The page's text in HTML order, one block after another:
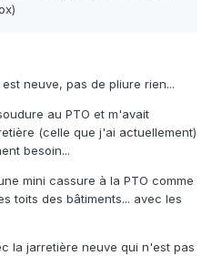
neuve, pas de pliure rien...
au PTO et m'avait
(celle que j'ai actuellement)
besoin...
mini cassure à la PTO comme
toits des bâtiments... avec les
la jarretière neuve qui n'est pas